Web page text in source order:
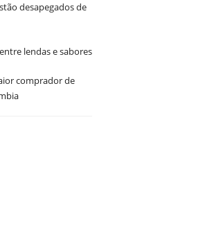
desapegados de
lendas e sabores
comprador de